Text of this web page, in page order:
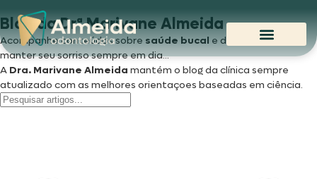
Blog da Drª Marivane Almeida
Acompanhe conteúdos sobresaúde bucale dicas para você
manter seu sorriso sempre em dia...
A Dra. Marivane Almeida mantém o blog da clínica sempre
atualizado com as melhores orientaçoes baseadas em ciência.